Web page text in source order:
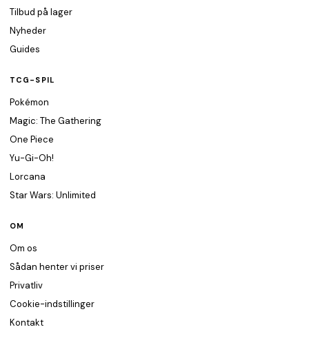
Tilbud på lager
Nyheder
Guides
TCG-SPIL
Pokémon
Magic: The Gathering
One Piece
Yu-Gi-Oh!
Lorcana
Star Wars: Unlimited
OM
Om os
Sådan henter vi priser
Privatliv
Cookie-indstillinger
Kontakt